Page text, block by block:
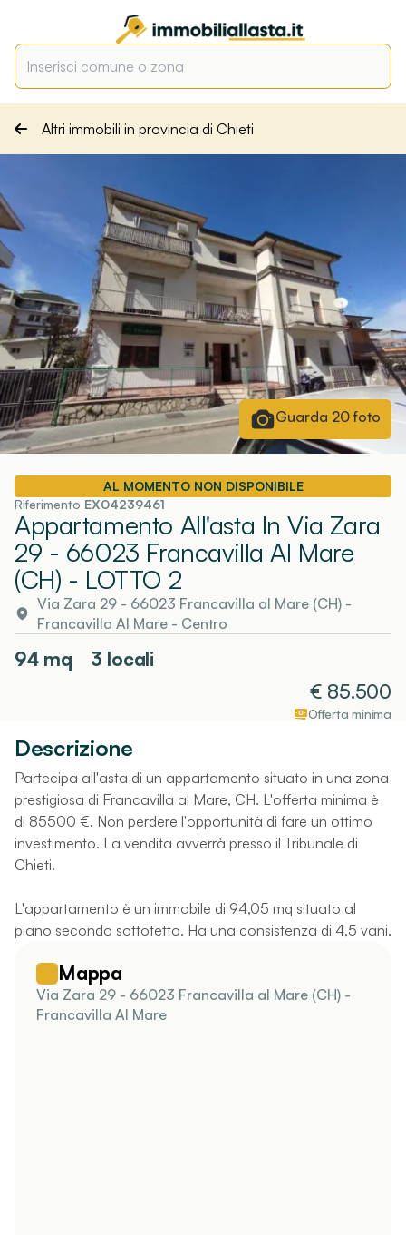
Altri immobili in provincia di Chieti
Guarda 20foto
AL MOMENTO NON DISPONIBILE
Riferimento EX04239461
Appartamento All'asta In Via Zara
29 - 66023 Francavilla Al Mare
(CH) - LOTTO 2
Via Zara 29 - 66023 Francavilla al Mare (CH)-
Francavilla Al Mare- Centro
94mq
3 locali
€ 85.500
Offerta minima
Descrizione
Partecipa all'asta di un appartamento situato in una zona
prestigiosa di Francavilla al Mare, CH. L'offerta minima è
di 85500 €. Non perdere l'opportunità di fare un ottimo
investimento. La vendita avverrà presso il Tribunale di
Chieti.
L'appartamento è un immobile di 94,05 mq situato al
piano secondo sottotetto. Ha una consistenza di 4,5 vani.
Mappa
Via Zara 29 - 66023 Francavilla al Mare (CH) -
Francavilla Al Mare